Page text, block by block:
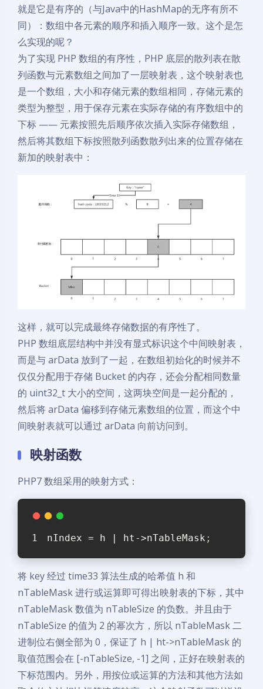
就是它是有序的（与Java中的HashMap的无序有所不
同）：数组中各元素的顺序和插入顺序一致。这个是怎
么实现的呢？
为了实现 PHP 数组的有序性，PHP 底层的散列表在散
列函数与元素数组之间加了一层映射表，这个映射表也
是一个数组，大小和存储元素的数组相同，存储元素的
类型为整型，用于保存元素在实际存储的有序数组中的
下标 —— 元素按照先后顺序依次插入实际存储数组，
然后将其数组下标按照散列函数散列出来的位置存储在
新加的映射表中：
这样，就可以完成最终存储数据的有序性了。
PHP 数组底层结构中并没有显式标识这个中间映射表，
而是与 arData 放到了一起，在数组初始化的时候并不
仅仅分配用于存储 Bucket 的内存，还会分配相同数量
的 uint32_t 大小的空间，这两块空间是一起分配的，
然后将 arData 偏移到存储元素数组的位置，而这个中
间映射表就可以通过 arData 向前访问到。
映射函数
PHP7 数组采用的映射方式：
nIndex = h | ht->nTableMask ;
将 key 经过 time33 算法生成的哈希值 h 和
nTableMask 进行或运算即可得出映射表的下标，其中
nTableMask 数值为 nTableSize 的负数。并且由于
nTableSize 的值为 2 的幂次方，所以 nTableMask 二
进制位右侧全部为 0，保证了 h | ht->nTableMask 的
取值范围会在 [-nTableSize, -1] 之间，正好在映射表的
下标范围内。另外，用按位或运算的方法和其他方法如